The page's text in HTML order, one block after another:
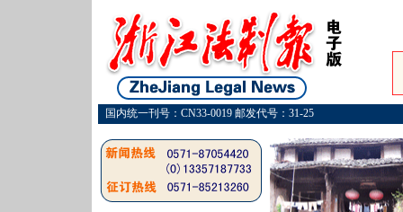
国内统一刊号：CN33-0019 邮发代号：31-25